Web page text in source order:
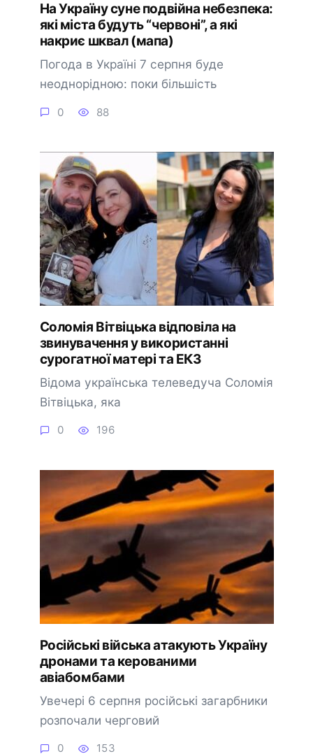
На Україну суне подвійна небезпека:
які міста будуть “червоні”, а які
накриє шквал (мапа)
Погода в Україні 7 серпня буде
неоднорідною: поки більшість
0 88
Соломія Вітвіцька відповіла на
звинувачення у використанні
сурогатної матері та ЕКЗ
Відома українська телеведуча Соломія
Вітвіцька, яка
0 196
Російські війська атакують Україну
дронами та керованими
авіабомбами
Увечері 6 серпня російські загарбники
розпочали черговий
0 153